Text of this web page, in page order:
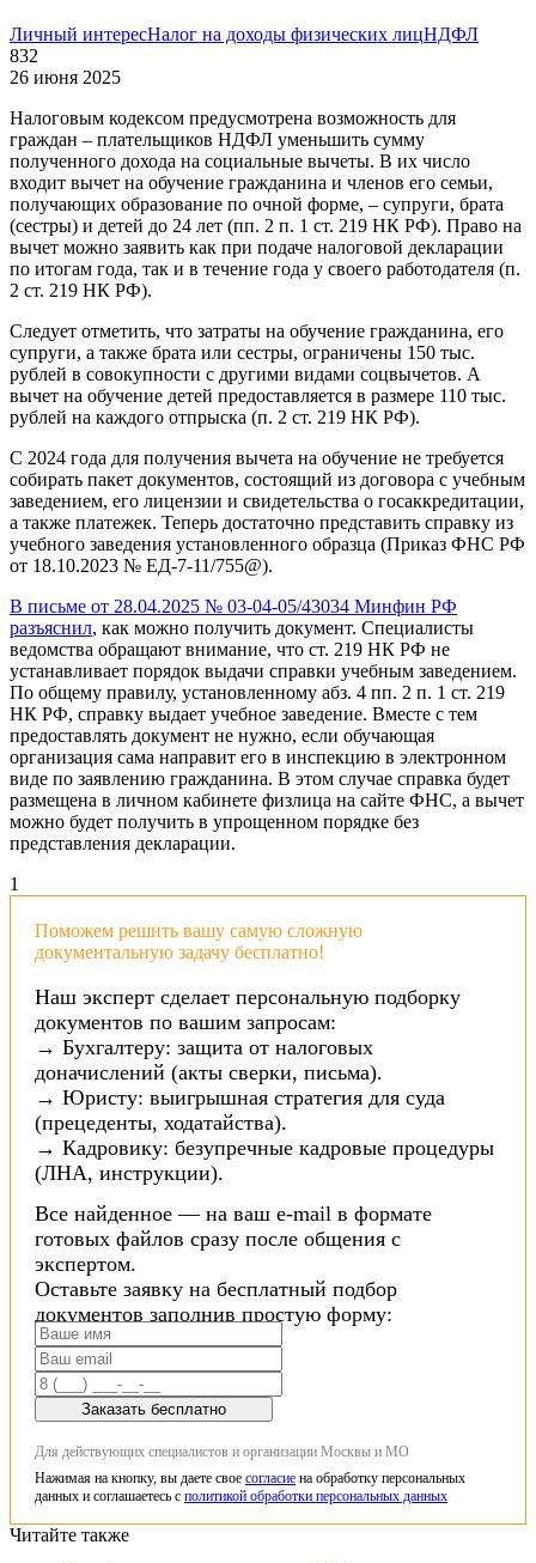
Личный интересНалог на доходы физических лицНДФЛ
832
26 июня 2025
Налоговым кодексом предусмотрена возможность для
граждан – плательщиков НДФЛ уменьшить сумму
полученного дохода на социальные вычеты. В их число
входит вычет на обучение гражданина и членов его семьи,
получающих образование по очной форме, – супруги, брата
(сестры) и детей до 24 лет (пп. 2 п. 1 ст. 219 НК РФ). Право на
вычет можно заявить как при подаче налоговой декларации
по итогам года, так и в течение года у своего работодателя (п.
2 ст. 219 НК РФ).
Следует отметить, что затраты на обучение гражданина, его
супруги, а также брата или сестры, ограничены 150 тыс.
рублей в совокупности с другими видами соцвычетов. А
вычет на обучение детей предоставляется в размере 110 тыс.
рублей на каждого отпрыска (п. 2 ст. 219 НК РФ).
С 2024 года для получения вычета на обучение не требуется
собирать пакет документов, состоящий из договора с учебным
заведением, его лицензии и свидетельства о госаккредитации,
а также платежек. Теперь достаточно представить справку из
учебного заведения установленного образца (Приказ ФНС РФ
от 18.10.2023 № ЕД-7-11/755@).
В письме от 28.04.2025 № 03-04-05/43034 Минфин РФ
разъяснил, как можно получить документ. Специалисты
ведомства обращают внимание, что ст. 219 НК РФ не
устанавливает порядок выдачи справки учебным заведением.
По общему правилу, установленному абз. 4 пп. 2 п. 1 ст. 219
НК РФ, справку выдает учебное заведение. Вместе с тем
предоставлять документ не нужно, если обучающая
организация сама направит его в инспекцию в электронном
виде по заявлению гражданина. В этом случае справка будет
размещена в личном кабинете физлица на сайте ФНС, а вычет
можно будет получить в упрощенном порядке без
представления декларации.
1
Поможем решить вашу самую сложную
документальную задачу бесплатно!
Наш эксперт сделает персональную подборку
документов по вашим запросам:
→ Бухгалтеру: защита от налоговых
доначислений (акты сверки, письма).
→ Юристу: выигрышная стратегия для суда
(прецеденты, ходатайства).
→ Кадровику: безупречные кадровые процедуры
(ЛНА, инструкции).
Все найденное — на ваш e-mail в формате
готовых файлов сразу после общения с
экспертом.
Оставьте заявку на бесплатный подбор
документов заполнив простую форму:
Заказать бесплатно
Для действующих специалистов и организации Москвы и МО
Нажимая на кнопку, вы даете свое согласие на обработку персональных
данных и соглашаетесь с политикой обработки персональных данных
Читайте также